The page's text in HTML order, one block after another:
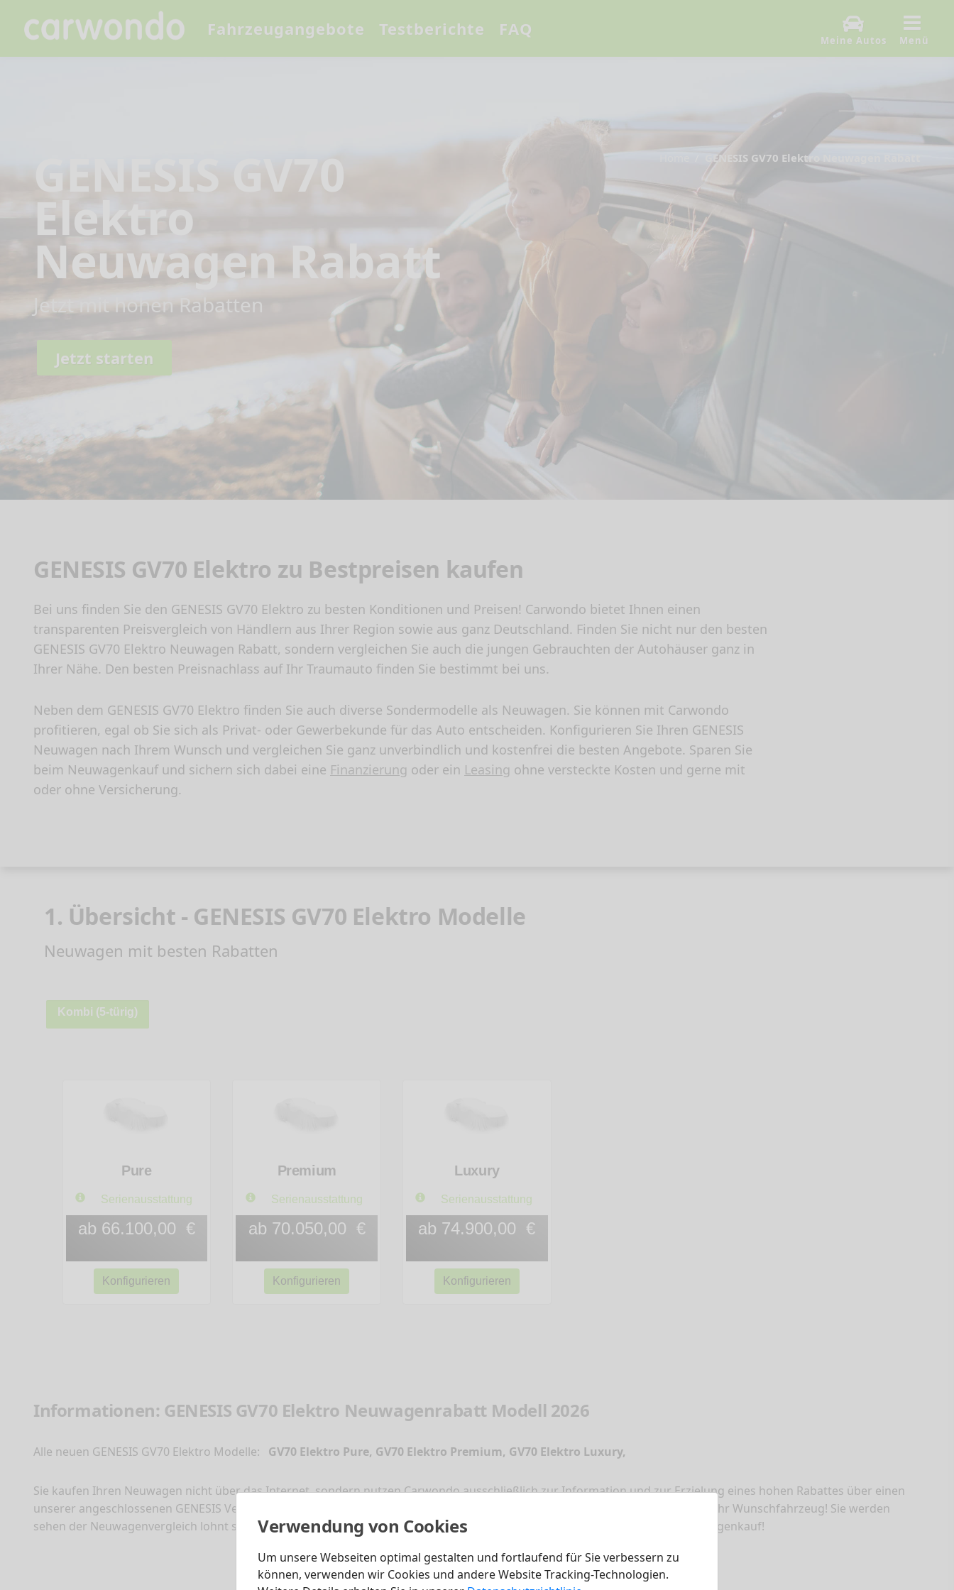
Verwendung von Cookies
Um unsere Webseiten optimal gestalten und fortlaufend für Sie verbessern zu
können, verwenden wir Cookies und andere Website Tracking-Technologien.
Fahrzeugangebote Testberichte FAQ
Menü
Meine Autos
GENESIS GV70
Elektro
Neuwagen Rabatt
Jetzt mit hohen Rabatten
Jetzt starten
GENESIS GV70 Elektro Neuwagen Rabatt
GENESIS GV70 Elektro zu Bestpreisen kaufen
Bei uns finden Sie den GENESIS GV70 Elektro zu besten Konditionen und Preisen! Carwondo bietet Ihnen einen
transparenten Preisvergleich von Händlern aus Ihrer Region sowie aus ganz Deutschland. Finden Sie nicht nur den besten
GENESIS GV70 Elektro Neuwagen Rabatt, sondern vergleichen Sie auch die jungen Gebrauchten der Autohäuser ganz in
Ihrer Nähe. Den besten Preisnachlass auf Ihr Traumauto finden Sie bestimmt bei uns.
Neben dem GENESIS GV70 Elektro finden Sie auch diverse Sondermodelle als Neuwagen. Sie können mit Carwondo
profitieren, egal ob Sie sich als Privat- oder Gewerbekunde für das Auto entscheiden. Konfigurieren Sie Ihren GENESIS
Neuwagen nach Ihrem Wunsch und vergleichen Sie ganz unverbindlich und kostenfrei die besten Angebote. Sparen Sie
beim Neuwagenkauf und sichern sich dabei eine Finanzierung oder ein Leasing ohne versteckte Kosten und gerne mit
oder ohne Versicherung.
1. Übersicht - GENESIS GV70 Elektro Modelle
Neuwagen mit besten Rabatten
Kombi (5-türig)
Pure
Serienausstattung
ab 66.100,00 €
Konfigurieren
Premium
Serienausstattung
ab 70.050,00 €
Konfigurieren
Luxury
Serienausstattung
ab 74.900,00 €
Konfigurieren
Informationen: GENESIS GV70 Elektro Neuwagenrabatt Modell 2026
Alle neuen GENESIS GV70 Elektro Modelle: GV70 Elektro Pure, GV70 Elektro Premium, GV70 Elektro Luxury,
Sie kaufen Ihren Neuwagen nicht über das Internet, sondern nutzen Carwondo ausschließlich zur Information und zur Erzielung eines hohen Rabattes über einen
unserer angeschlossenen GENESIS Vertragshändler. Nutzen Sie unseren GV70 Elektro Konfigurator und konfigurieren Sie sich Ihr Wunschfahrzeug! Sie werden
sehen der Neuwagenvergleich lohnt sich, damit Sie schnell und günstig zum Neuwagen kommen. Sparen auch Sie beim Neuwagenkauf!